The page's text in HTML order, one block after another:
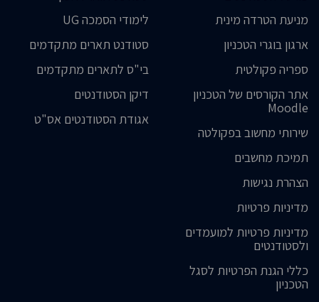
מניעת הטרדה מינית
ארגון בוגרי הטכניון
ספריה פקולטית
אתר הקורסים של הטכניון
Moodle
שירותי מחשוב בפקולטה
תמיכת מחשבים
הצהרת נגישות
מדיניות פרטיות
מדיניות פרטיות למועמדים
ולסטודנטים
כללי הגנת הפרטיות לסגל
הטכניון
לימודי הסמכה UG
סטודנט תארים מתקדמים
בי"ס לתארים מתקדמים
דיקן הסטודנטים
אגודת הסטודנטים אס"ט